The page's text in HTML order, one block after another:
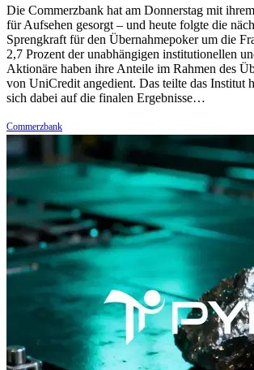
Die Commerzbank hat am Donnerstag mit
für Aufsehen gesorgt – und heute folgte die
Sprengkraft für den Übernahmepoker um die
2,7 Prozent der unabhängigen institutionellen
Aktionäre haben ihre Anteile im Rahmen des
von UniCredit angedient. Das teilte das Institut
sich dabei auf die finalen Ergebnisse…
Commerzbank